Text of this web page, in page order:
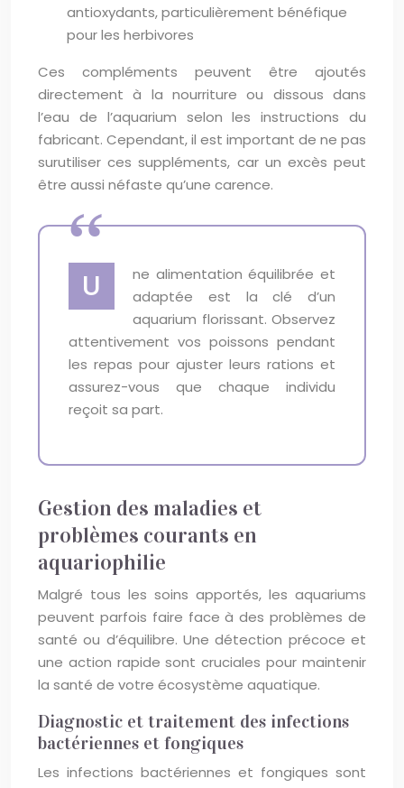
antioxydants, particulièrement bénéfique
pour les herbivores
Ces compléments peuvent être ajoutés
directement à la nourriture ou dissous dans
l’eau de l’aquarium selon les instructions du
fabricant. Cependant, il est important de ne pas
surutiliser ces suppléments, car un excès peut
être aussi néfaste qu’une carence.
U
ne alimentation équilibrée et
adaptée est la clé d’un
aquarium florissant. Observez
attentivement vos poissons pendant
les repas pour ajuster leurs rations et
assurez-vous que chaque individu
reçoit sa part.
Gestion des maladies et
problèmes courants en
aquariophilie
Malgré tous les soins apportés, les aquariums
peuvent parfois faire face à des problèmes de
santé ou d’équilibre. Une détection précoce et
une action rapide sont cruciales pour maintenir
la santé de votre écosystème aquatique.
Diagnostic et traitement des infections
bactériennes et fongiques
Les infections bactériennes et fongiques sont